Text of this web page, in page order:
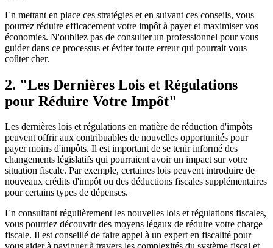
En mettant en place ces stratégies et en suivant ces conseils, vous
pourrez réduire efficacement votre impôt à payer et maximiser vos
économies. N'oubliez pas de consulter un professionnel pour vous
guider dans ce processus et éviter toute erreur qui pourrait vous
coûter cher.
2. "Les Dernières Lois et Régulations
pour Réduire Votre Impôt"
Les dernières lois et régulations en matière de réduction d'impôts
peuvent offrir aux contribuables de nouvelles opportunités pour
payer moins d'impôts. Il est important de se tenir informé des
changements législatifs qui pourraient avoir un impact sur votre
situation fiscale. Par exemple, certaines lois peuvent introduire de
nouveaux crédits d'impôt ou des déductions fiscales supplémentaires
pour certains types de dépenses.
En consultant régulièrement les nouvelles lois et régulations fiscales,
vous pourriez découvrir des moyens légaux de réduire votre charge
fiscale. Il est conseillé de faire appel à un expert en fiscalité pour